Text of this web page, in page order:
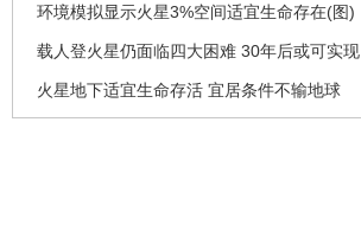
环境模拟显示火星3%空间适宜生命存在(图)
载人登火星仍面临四大困难 30年后或可实现
火星地下适宜生命存活 宜居条件不输地球